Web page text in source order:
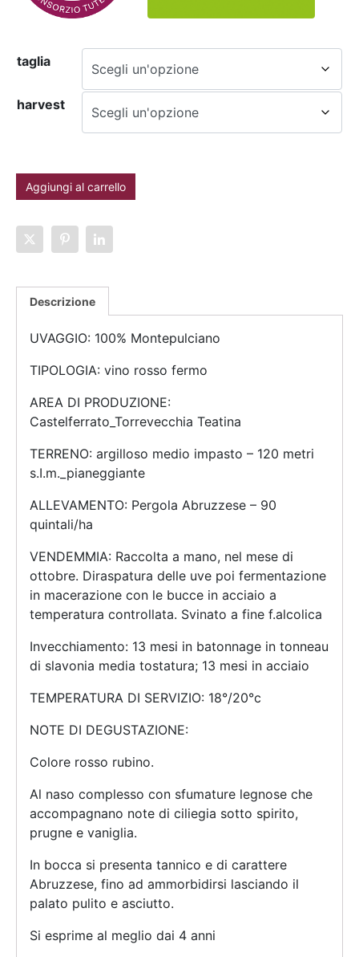
taglia
harvest
Aggiungi al carrello
Descrizione
UVAGGIO: 100% Montepulciano
TIPOLOGIA: vino rosso fermo
AREA DI PRODUZIONE:
Castelferrato_Torrevecchia Teatina
TERRENO: argilloso medio impasto – 120 metri
s.I.m._pianeggiante
ALLEVAMENTO: Pergola Abruzzese – 90
quintali/ha
VENDEMMIA: Raccolta a mano, nel mese di
ottobre. Diraspatura delle uve poi fermentazione
in macerazione con le bucce in acciaio a
temperatura controllata. Svinato a fine f.alcolica
Invecchiamento: 13 mesi in batonnage in tonneau
di slavonia media tostatura; 13 mesi in acciaio
TEMPERATURA DI SERVIZIO: 18°/20°c
NOTE DI DEGUSTAZIONE:
Colore rosso rubino.
Al naso complesso con sfumature legnose che
accompagnano note di ciliegia sotto spirito,
prugne e vaniglia.
In bocca si presenta tannico e di carattere
Abruzzese, fino ad ammorbidirsi lasciando il
palato pulito e asciutto.
Si esprime al meglio dai 4 anni